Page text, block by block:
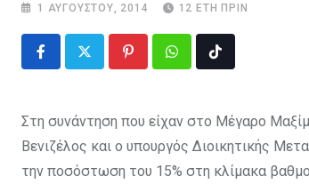
1 ΑΥΓΟΎΣΤΟΥ, 2014 12 ΈΤΗ ΠΡΙΝ
PinterestWhatsappTiktok
Στη συνάντηση που είχαν στο Μέγαρο
Βενιζέλος και ο υπουργός Διοικητικής
την ποσόστωση του 15% στη κλίμακα